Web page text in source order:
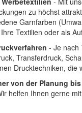
zu höchst
Garnfarben
Textilien oder als
- Je nach
Transferdruck,
Drucktechniken,
von der Planung
helfen Ihnen gerne